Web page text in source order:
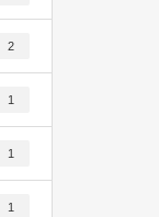
2
1
1
1